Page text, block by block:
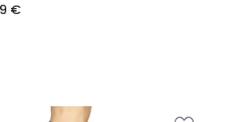
€